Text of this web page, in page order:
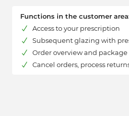
Functions in the customer
Access to your prescription
Subsequent glazing with
Order overview and
Cancel orders, process